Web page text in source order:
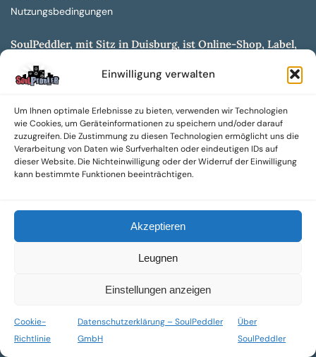
Einwilligung verwalten
Um Ihnen optimale Erlebnisse zu bieten, verwenden wir Technologien
wie Cookies, um Geräteinformationen zu speichern und/oder darauf
zuzugreifen. Die Zustimmung zu diesen Technologien ermöglicht uns die
Verarbeitung von Daten wie Surfverhalten oder eindeutigen IDs auf
dieser Website. Die Nichteinwilligung oder der Widerruf der Einwilligung
kann bestimmte Funktionen beeinträchtigen.
Akzeptieren
Leugnen
Einstellungen anzeigen
Cookie-
Richtlinie
Datenschutzerklärung – SoulPeddler
GmbH
Über
SoulPeddler
Nutzungsbedingungen
SoulPeddler, mit Sitz in Duisburg, ist Online-Shop, Label,
entwickelt aus dem SoulPeddler Vinyl-Presswerk und
unserer Online-Gig-Plattform.
Wir bieten eine breite Auswahl an sowohl hochgradig
sammelwürdigen als auch Mainstream-Titeln und -Formaten auf
Vinyl, CD und weiteren Medien.
Sowohl neue als auch gebrauchte, nach Zustand bewertete
Wir setzen uns leidenschaftlich für unabhängige Künstler und
Labels ein und bieten hochwertige, maßgeschneiderte Lösungen
aus über 30 Jahren Erfahrung in der Musikindustrie.
SoulPeddler Mailorder, Records & Vinyl Production – DUBOX –
Nettirock – Nice Guy Records – MOVA Museum of Vinyl Arts
© 2025 SoulPeddler GmbH®